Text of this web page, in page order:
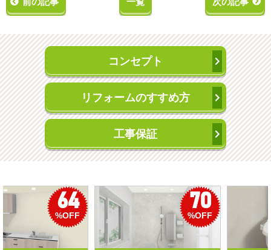
コンセプト
リフォームのすすめ方
工事保証
50